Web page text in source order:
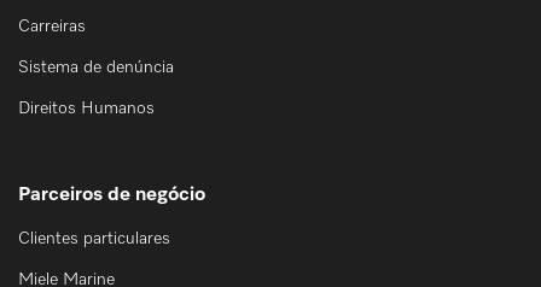
Carreiras
Sistema de denúncia
Direitos Humanos
Parceiros de negócio
Clientes particulares
Miele Marine